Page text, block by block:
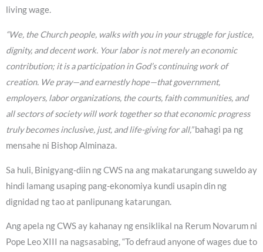
living wage.
“We, the Church people, walks with you in your struggle for justice,
dignity, and decent work. Your labor is not merely an economic
contribution; it is a participation in God’s continuing work of
creation. We pray—and earnestly hope—that government,
employers, labor organizations, the courts, faith communities, and
all sectors of society will work together so that economic progress
truly becomes inclusive, just, and life-giving for all,”bahagi pa ng
mensahe ni Bishop Alminaza.
Sa huli, Binigyang-diin ng CWS na ang makatarungang suweldo ay
hindi lamang usaping pang-ekonomiya kundi usapin din ng
dignidad ng tao at panlipunang katarungan.
Ang apela ng CWS ay kahanay ng ensiklikal na Rerum Novarum ni
Pope Leo XIII na nagsasabing, “To defraud anyone of wages due to